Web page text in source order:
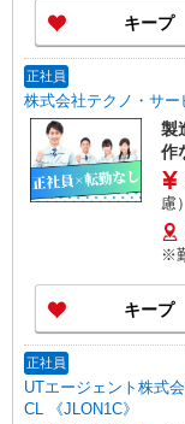
キープ
正社員
株式会社テクノ・サ
製
作
慮）
※
し）
キープ
正社員
UTエージェント株式
CL 《JLON1C》